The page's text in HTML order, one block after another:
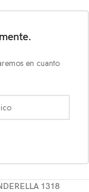
en cuanto
1318